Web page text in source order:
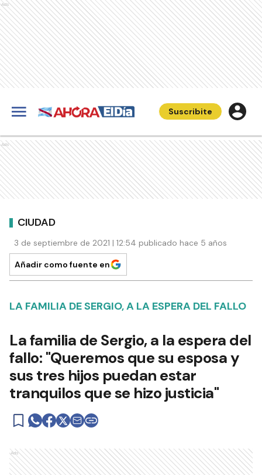
Ads
Suscribite
Ads
CIUDAD
3 de septiembre de 2021 | 12:54 publicado hace 5 años
Añadir como fuente en
LA FAMILIA DE SERGIO, A LA ESPERA DEL FALLO
La familia de Sergio, a la espera del
fallo: "Queremos que su esposa y
sus tres hijos puedan estar
tranquilos que se hizo justicia"
Ads